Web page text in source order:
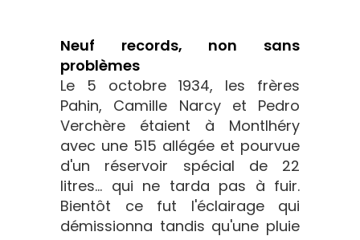
Neuf records, non sans
problèmes
Le 5 octobre 1934, les frères
Pahin, Camille Narcy et Pedro
Verchère étaient à Montlhéry
avec une 515 allégée et pourvue
d'un réservoir spécial de 22
litres... qui ne tarda pas à fuir.
Bientôt ce fut l'éclairage qui
démissionna tandis qu'une pluie